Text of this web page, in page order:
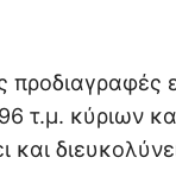
τ.μ. κύριων